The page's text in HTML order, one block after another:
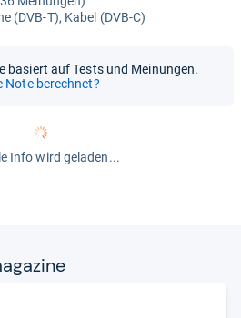
(DVB-​T), Kabel (DVB-​C)
basiert auf Tests und Meinungen.
Note berechnet?
Info wird geladen...